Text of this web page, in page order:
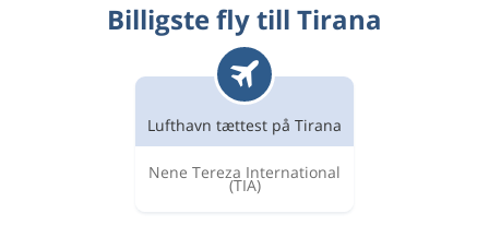
Billigste fly till Tirana
Lufthavn tættest på Tirana
Nene Tereza International
(TIA)